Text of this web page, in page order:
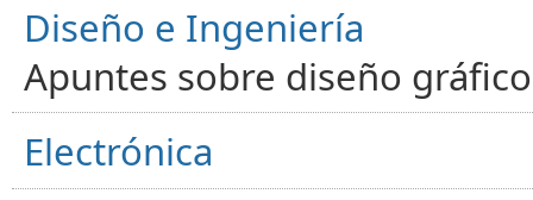
Diseño e Ingeniería
Apuntes sobre diseño
Electrónica